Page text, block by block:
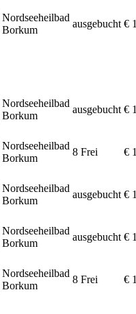
Nordseeheilbad
Borkum
ausgebucht €
Nordseeheilbad
Borkum
ausgebucht €
Nordseeheilbad
Borkum
8 Frei €
Nordseeheilbad
Borkum
ausgebucht €
Nordseeheilbad
Borkum
ausgebucht €
Nordseeheilbad
Borkum
8 Frei €